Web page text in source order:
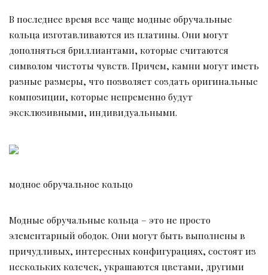
В последнее время все чаще модные обручальные
кольца изготавливаются из платины. Они могут
дополняться бриллиантами, которые считаются
символом чистоты чувств. Причем, камни могут иметь
разные размеры, что позволяет создать оригинальные
композиции, которые непременно будут
эксклюзивными, индивидуальными.
модное обручальное кольцо
Модные обручальные кольца – это не просто
элементарный ободок. Они могут быть выполнены в
причудливых, интересных конфигурациях, состоят из
нескольких колечек, украшаются цветами, другими